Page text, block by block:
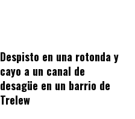
Despisto en una rotonda y
cayo a un canal de
desagüe en un barrio de
Trelew